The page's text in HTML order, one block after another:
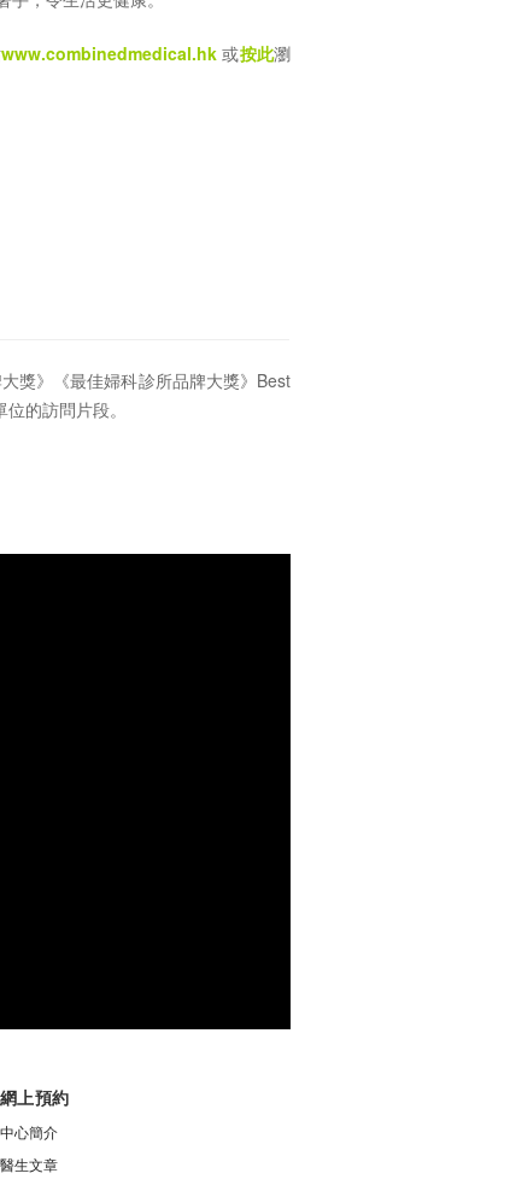
www.combinedmedical.hk 或按此瀏
獎》《最佳婦科診所品牌大獎》Best
的訪問片段。
網上預約
中心簡介
醫生文章